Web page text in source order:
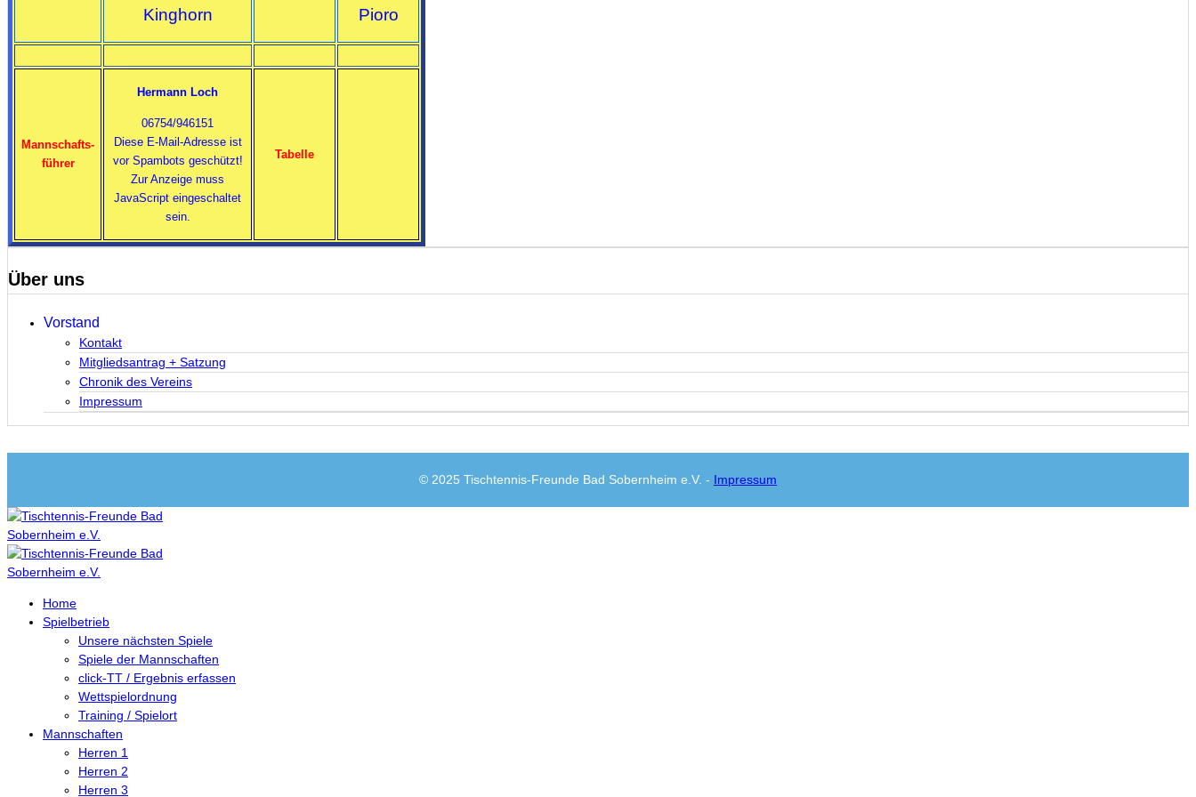
Kinghorn Pioro
Mannschafts-
führer
Hermann Loch
06754/946151
Diese E-Mail-Adresse ist
vor Spambots geschützt!
Zur Anzeige muss
JavaScript eingeschaltet
sein.
Tabelle
Über uns
Vorstand
Kontakt
Mitgliedsantrag + Satzung
Chronik des Vereins
Impressum
© 2025 Tischtennis-Freunde Bad Sobernheim e.V. - Impressum
Home
Spielbetrieb
Unsere nächsten Spiele
Spiele der Mannschaften
click-TT / Ergebnis erfassen
Wettspielordnung
Training / Spielort
Mannschaften
Herren 1
Herren 2
Herren 3